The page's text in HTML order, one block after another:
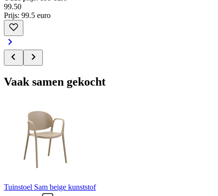
99.50
Prijs: 99.5 euro
Vaak samen gekocht
Tuinstoel Sam beige kunststof